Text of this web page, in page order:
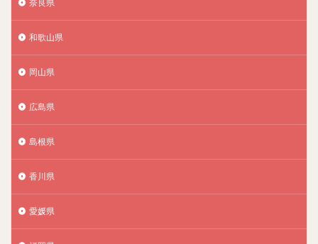
奈良県
和歌山県
岡山県
広島県
島根県
香川県
愛媛県